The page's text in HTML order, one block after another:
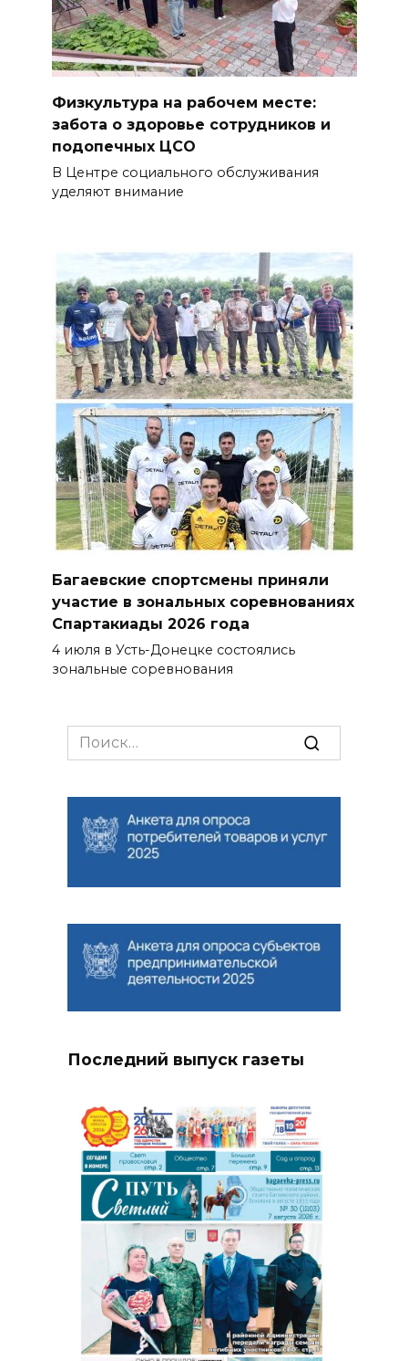
Физкультура на рабочем месте:
забота о здоровье сотрудников и
подопечных ЦСО
В Центре социального обслуживания
уделяют внимание
Багаевские спортсмены приняли
участие в зональных соревнованиях
Спартакиады 2026 года
4 июля в Усть-Донецке состоялись
зональные соревнования
Search
for:
Последний выпуск газеты